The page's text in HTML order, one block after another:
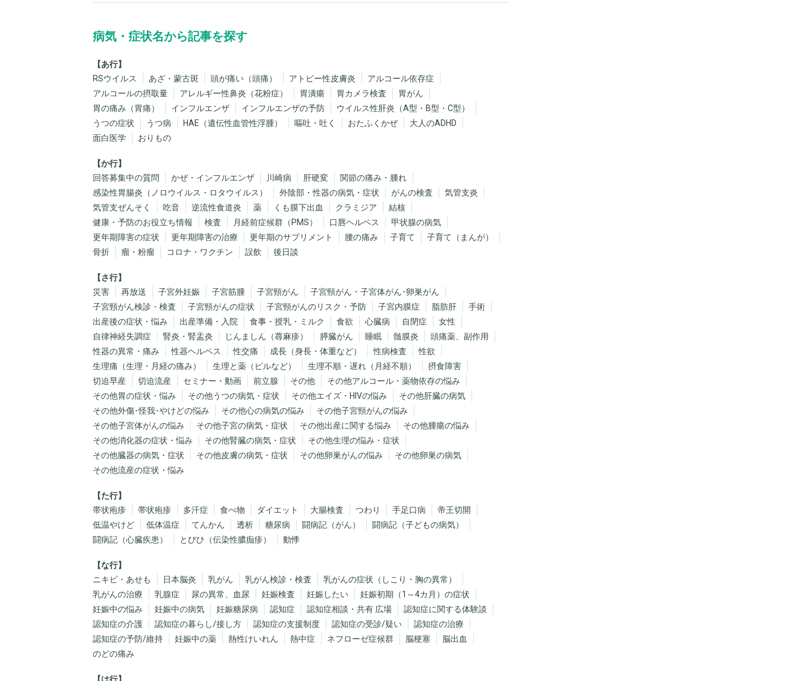
病気・症状名から記事を探す
あ行
RSウイルス
あざ・蒙古斑 頭が痛い（頭痛） アトピー性皮膚炎
アルコール依存症
アルコールの摂取量
アレルギー性鼻炎（花粉症） 胃潰瘍 胃カメラ検査
胃がん
胃の痛み（胃痛）
インフルエンザ インフルエンザの予防
ウイルス性肝炎（A型・B型・C型）
うつの症状
うつ病 HAE（遺伝性血管性浮腫） 嘔吐・吐く おたふくかぜ
大人のADHD
面白医学
おりもの
か行
回答募集中の質問
かぜ・インフルエンザ 川崎病 肝硬変
関節の痛み・腫れ
感染性胃腸炎（ノロウイルス・ロタウイルス）
外陰部・性器の病気・症状 がんの検査
気管支炎
気管支ぜんそく
吃音 逆流性食道炎 薬 くも膜下出血 クラミジア
結核
健康・予防のお役立ち情報
検査 月経前症候群（PMS） 口唇ヘルペス
甲状腺の病気
更年期障害の症状
更年期障害の治療 更年期のサプリメント 腰の痛み 子育て
子育て（まんが）
骨折
瘤・粉瘤 コロナ・ワクチン 誤飲 後日談
さ行
災害
再放送 子宮外妊娠 子宮筋腫 子宮頸がん
子宮頸がん・子宮体がん･卵巣がん
子宮頸がん検診・検査
子宮頸がんの症状 子宮頸がんのリスク・予防 子宮内膜症 脂肪肝
手術
出産後の症状・悩み
出産準備・入院 食事・授乳・ミルク 食欲 心臓病 自閉症
女性
自律神経失調症
腎炎・腎盂炎 じんましん（蕁麻疹） 膵臓がん 睡眠 髄膜炎
頭痛薬、副作用
性器の異常・痛み
性器ヘルペス 性交痛 成長（身長・体重など） 性病検査
性欲
生理痛（生理・月経の痛み）
生理と薬（ピルなど） 生理不順・遅れ（月経不順）
摂食障害
切迫早産
切迫流産 セミナー・動画 前立腺 その他
その他アルコール・薬物依存の悩み
その他胃の症状・悩み
その他うつの病気・症状 その他エイズ・HIVの悩み
その他肝臓の病気
その他外傷･怪我･やけどの悩み
その他心の病気の悩み
その他子宮頸がんの悩み
その他子宮体がんの悩み
その他子宮の病気・症状 その他出産に関する悩み
その他腫瘍の悩み
その他消化器の症状・悩み
その他腎臓の病気・症状
その他生理の悩み・症状
その他臓器の病気・症状
その他皮膚の病気・症状 その他卵巣がんの悩み
その他卵巣の病気
その他流産の症状・悩み
た行
帯状疱疹
帯状疱疹 多汗症 食べ物 ダイエット 大腸検査 つわり 手足口病
帝王切開
低温やけど
低体温症 てんかん 透析 糖尿病 闘病記（がん）
闘病記（子どもの病気）
闘病記（心臓疾患）
とびひ（伝染性膿痂疹） 動悸
な行
ニキビ・あせも
日本脳炎 乳がん 乳がん検診・検査
乳がんの症状（しこり・胸の異常）
乳がんの治療
乳腺症 尿の異常、血尿 妊娠検査 妊娠したい
妊娠初期（1～4カ月）の症状
妊娠中の悩み
妊娠中の病気 妊娠糖尿病 認知症 認知症相談・共有 広場
認知症に関する体験談
認知症の介護
認知症の暮らし/接し方 認知症の支援制度 認知症の受診/疑い
認知症の治療
認知症の予防/維持
妊娠中の薬 熱性けいれん 熱中症 ネフローゼ症候群 脳梗塞
脳出血
のどの痛み